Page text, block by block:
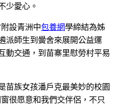
少愛心。
設青洲中包養網學締結為姊
派師生到黌舍來展開公益運
動交通，到苗寨里慰勞村平易
苗族女孩潘戶克最美妙的校園
很愿意和我們交伴侶，不只